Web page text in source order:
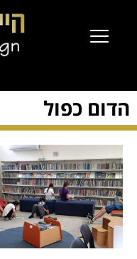
הדום כפול